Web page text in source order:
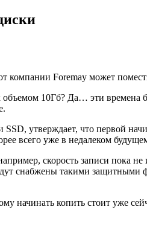
Foremay может
10Гб? Да… эти
утверждает, что первой
всего уже в недалеком
скорость записи пока
снабжены такими защитными
начинать копить стоит уже